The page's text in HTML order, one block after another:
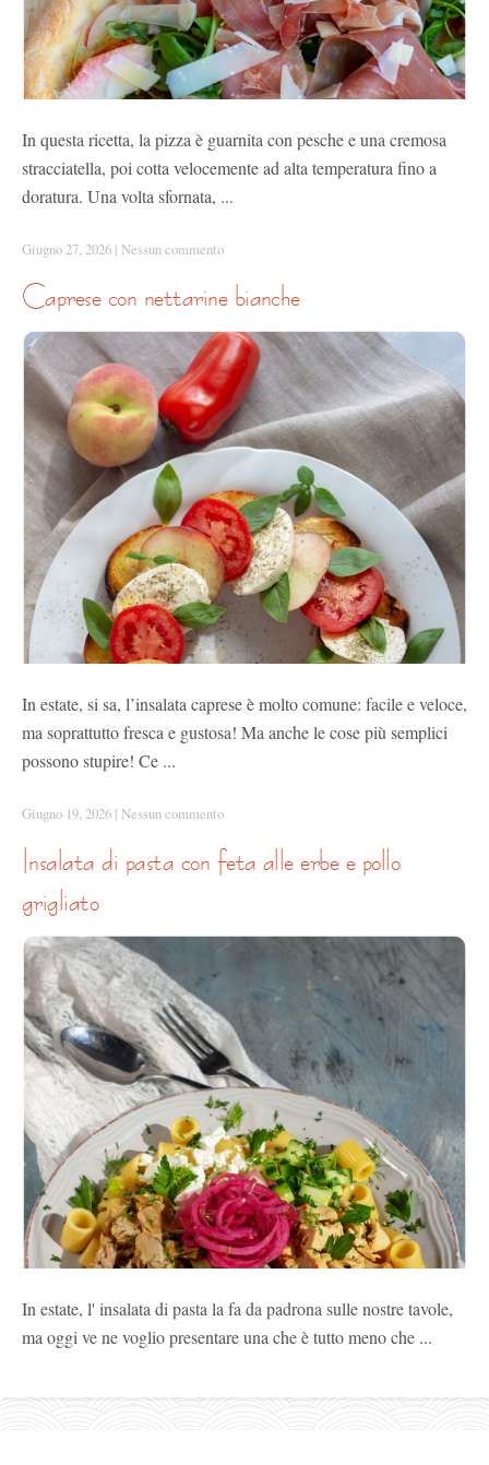
In questa ricetta, la pizza è guarnita con pesche e una cremosa
stracciatella, poi cotta velocemente ad alta temperatura fino a
doratura. Una volta sfornata, ...
Giugno 27, 2026 | Nessun commento
caprese con nettarine bianche
In estate, si sa, l’insalata caprese è molto comune: facile e veloce,
ma soprattutto fresca e gustosa! Ma anche le cose più semplici
possono stupire! Ce ...
Giugno 19, 2026 | Nessun commento
grigliato
In estate, l' insalata di pasta la fa da padrona sulle nostre tavole,
ma oggi ve ne voglio presentare una che è tutto meno che ...